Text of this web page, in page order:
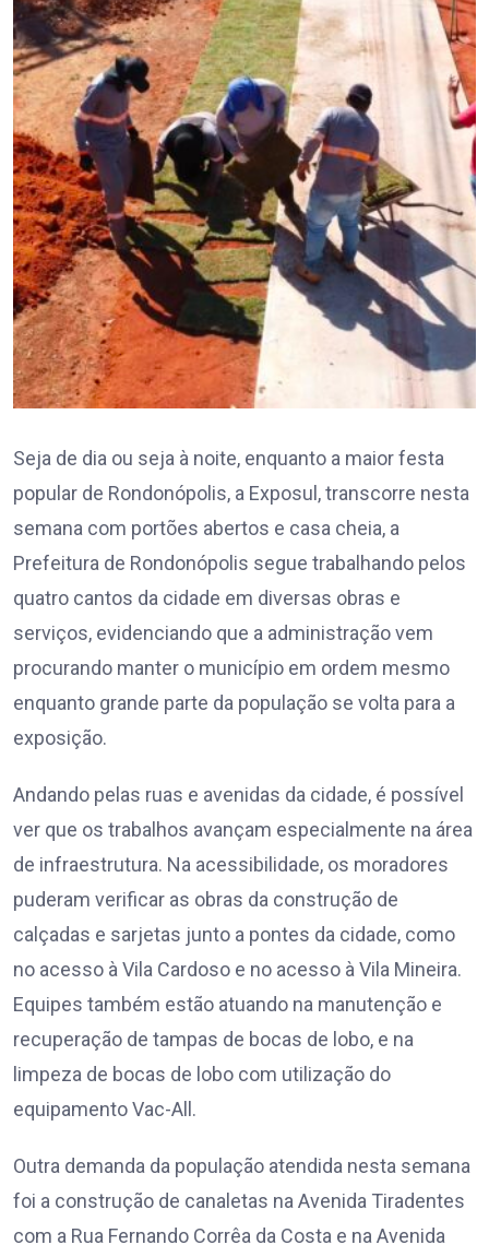
Seja de dia ou seja à noite, enquanto a maior festa
popular de Rondonópolis, a Exposul, transcorre nesta
semana com portões abertos e casa cheia, a
Prefeitura de Rondonópolis segue trabalhando pelos
quatro cantos da cidade em diversas obras e
serviços, evidenciando que a administração vem
procurando manter o município em ordem mesmo
enquanto grande parte da população se volta para a
exposição.
Andando pelas ruas e avenidas da cidade, é possível
ver que os trabalhos avançam especialmente na área
de infraestrutura. Na acessibilidade, os moradores
puderam verificar as obras da construção de
calçadas e sarjetas junto a pontes da cidade, como
no acesso à Vila Cardoso e no acesso à Vila Mineira.
Equipes também estão atuando na manutenção e
recuperação de tampas de bocas de lobo, e na
limpeza de bocas de lobo com utilização do
equipamento Vac-All.
Outra demanda da população atendida nesta semana
foi a construção de canaletas na Avenida Tiradentes
com a Rua Fernando Corrêa da Costa e na Avenida